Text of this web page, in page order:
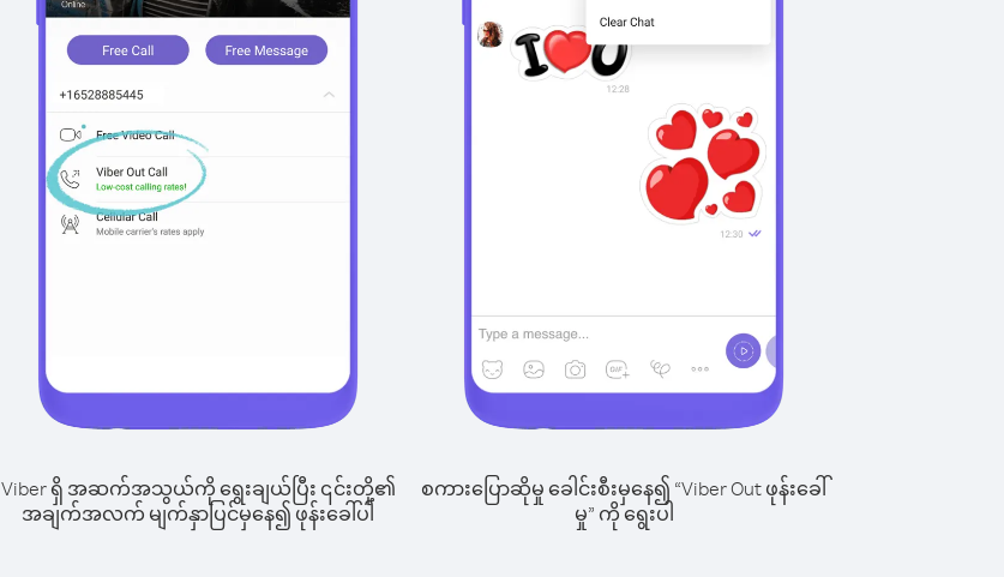
Viber ရှိ အဆက်အသွယ်ကို ရွေးချယ်ပြီး ၎င်းတို့၏
အချက်အလက် မျက်နှာပြင်မှနေ၍ ဖုန်းခေါ်ပါ
စကားပြောဆိုမှု ခေါင်းစီးမှနေ၍ “Viber Out ဖုန်းခေါ်
မှု” ကို ရွေးပါ